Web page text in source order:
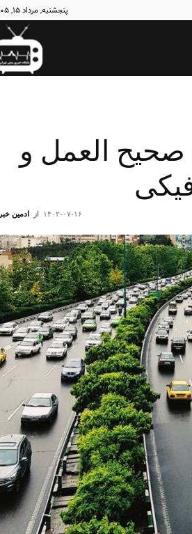
پنجشنبه, مرداد ۱۵, ۱۴۰۵
صحیح العمل و
از ادمین خبر ۱۴۰۲-۰۷-۱۶